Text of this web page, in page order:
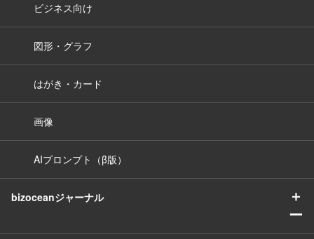
ビジネス向け
図形・グラフ
はがき・カード
画像
AIプロンプト（β版）
bizoceanジャーナル
＋
ー